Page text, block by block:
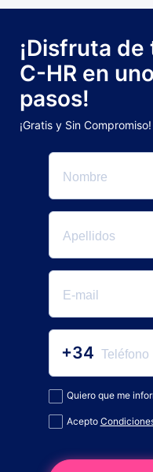
¡Disfruta
C-HR en
pasos!
¡Gratis y Sin Compromiso!
+34
Quiero que me
Acepto